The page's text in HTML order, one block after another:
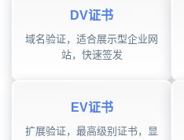
DV证书
域名验证，适合展示型企业网
站，快速签发
EV证书
扩展验证，最高级别证书，显